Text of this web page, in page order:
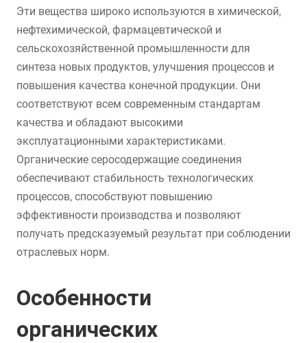
Эти вещества широко используются в химической,
нефтехимической, фармацевтической и
сельскохозяйственной промышленности для
синтеза новых продуктов, улучшения процессов и
повышения качества конечной продукции. Они
соответствуют всем современным стандартам
качества и обладают высокими
эксплуатационными характеристиками.
Органические серосодержащие соединения
обеспечивают стабильность технологических
процессов, способствуют повышению
эффективности производства и позволяют
получать предсказуемый результат при соблюдении
отраслевых норм.
Особенности
органических